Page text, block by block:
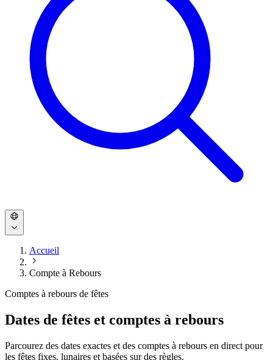
Accueil
Compte à Rebours
Comptes à rebours de fêtes
Dates de fêtes et comptes à rebours
Parcourez des dates exactes et des comptes à rebours en direct pour
les fêtes fixes, lunaires et basées sur des règles.